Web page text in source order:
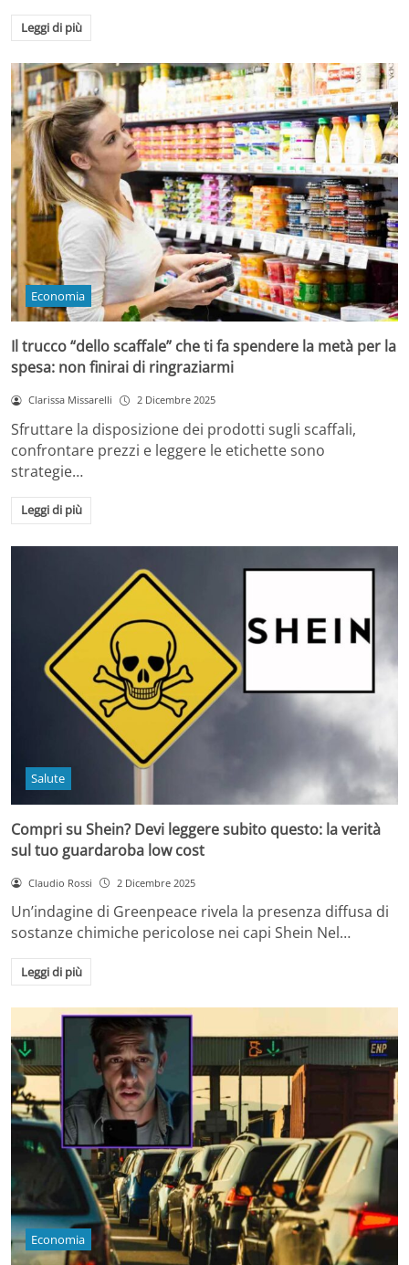
Leggi di più
Economia
Il trucco “dello scaffale” che ti fa spendere la metà per la
spesa: non finirai di ringraziarmi
Clarissa Missarelli 2 Dicembre 2025
Sfruttare la disposizione dei prodotti sugli scaffali,
confrontare prezzi e leggere le etichette sono
strategie…
Leggi di più
Salute
Compri su Shein? Devi leggere subito questo: la verità
sul tuo guardaroba low cost
Claudio Rossi 2 Dicembre 2025
Un’indagine di Greenpeace rivela la presenza diffusa di
sostanze chimiche pericolose nei capi Shein Nel…
Leggi di più
Economia